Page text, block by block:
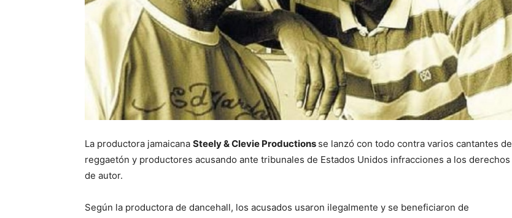
La productora jamaicana Steely & Clevie Productions se lanzó con todo contra varios cantantes de
reggaetón y productores acusando ante tribunales de Estados Unidos infracciones a los derechos
de autor.
Según la productora de dancehall, los acusados usaron ilegalmente y se beneficiaron de